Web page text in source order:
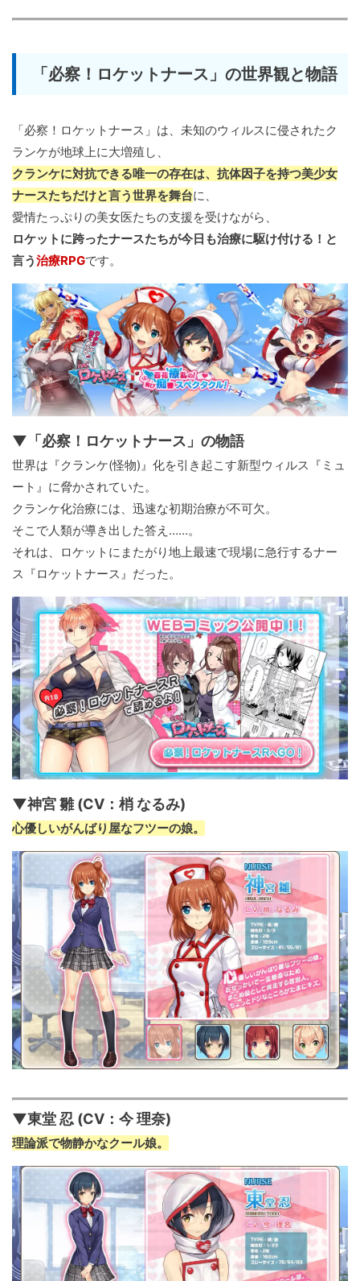
「必察！ロケットナース」の世界観と物語
「必察！ロケットナース」は、未知のウィルスに侵されたク
ランケが地球上に大増殖し、
クランケに対抗できる唯一の存在は、抗体因子を持つ美少女
ナースたちだけと言う世界を舞台に、
愛情たっぷりの美女医たちの支援を受けながら、
ロケットに跨ったナースたちが今日も治療に駆け付ける！と
言う治療RPGです。
▼「必察！ロケットナース」の物語
世界は『クランケ(怪物)』化を引き起こす新型ウィルス『ミュ
ート』に脅かされていた。
クランケ化治療には、迅速な初期治療が不可欠。
そこで人類が導き出した答え……。
それは、ロケットにまたがり地上最速で現場に急行するナー
ス『ロケットナース』だった。
▼神宮 雛 (CV：梢 なるみ)
心優しいがんばり屋なフツーの娘。
▼東堂 忍 (CV：今 理奈)
理論派で物静かなクール娘。